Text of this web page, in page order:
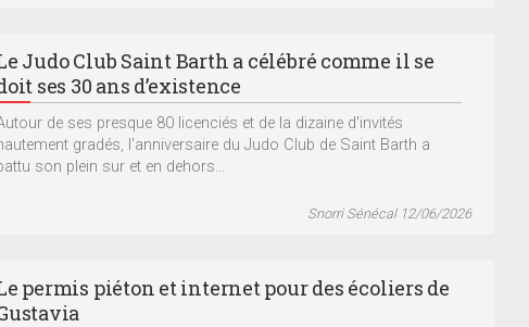
Judo Club Saint Barth a célébré comme il se
ses 30 ans d’existence
de ses presque 80 licenciés et de la dizaine d'invités
gradés, l'anniversaire du Judo Club de Saint Barth a
son plein sur et en dehors...
Snorri Sénécal 12/06/2026
permis piéton et internet pour des écoliers de